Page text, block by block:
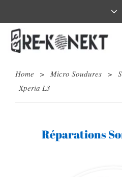
Home > Micro Soudures >
Xperia L3
Réparations